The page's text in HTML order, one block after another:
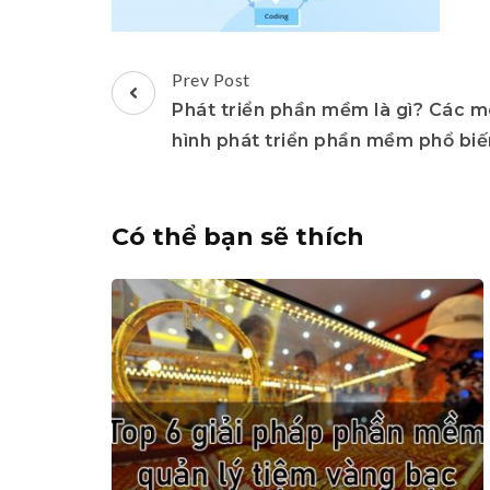
Post
Navigation
Prev Post
Phát triển phần mềm là gì? Các
hình phát triển phần mềm phổ
Có thể bạn sẽ thích